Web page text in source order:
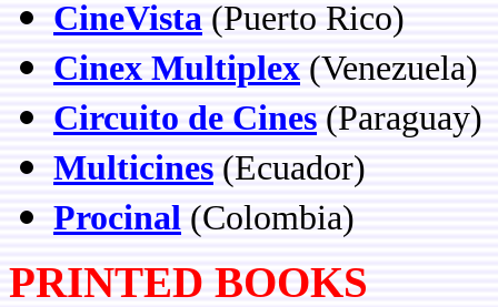
CineVista (Puerto Rico)
Cinex Multiplex (Venezuela)
Circuito de Cines (Paraguay)
Multicines (Ecuador)
Procinal (Colombia)
PRINTED BOOKS